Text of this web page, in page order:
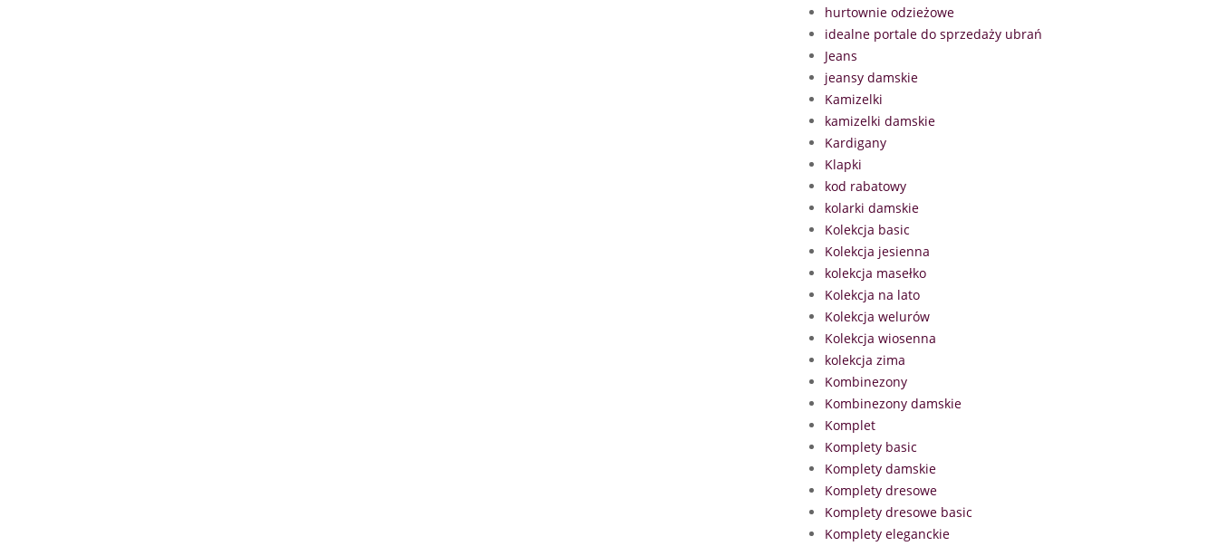
hurtownie odzieżowe
idealne portale do sprzedaży ubrań
Jeans
jeansy damskie
Kamizelki
kamizelki damskie
Kardigany
Klapki
kod rabatowy
kolarki damskie
Kolekcja basic
Kolekcja jesienna
kolekcja masełko
Kolekcja na lato
Kolekcja welurów
Kolekcja wiosenna
kolekcja zima
Kombinezony
Kombinezony damskie
Komplet
Komplety basic
Komplety damskie
Komplety dresowe
Komplety dresowe basic
Komplety eleganckie